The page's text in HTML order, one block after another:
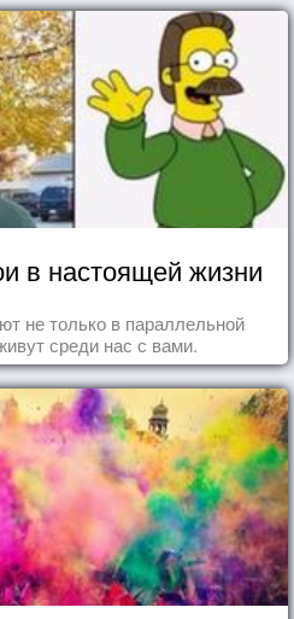
в настоящей жизни
не только в параллельной
среди нас с вами.